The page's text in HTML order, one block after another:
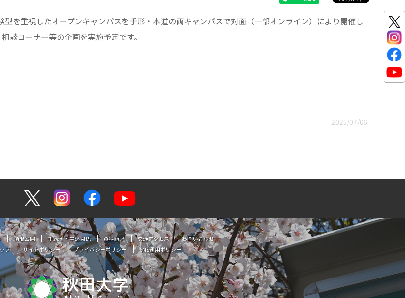
を重視したオープンキャンパスを手形・本道の両キャンパスで対面（一部オンライン）により開催し
談コーナー等の企画を実施予定です。
2026/07/06
情報公開 手続き・申込関係 資料請求 交通アクセス
お問い合わせ
プ
サイトポリシー プライバシーポリシー SNS運用ポリシー